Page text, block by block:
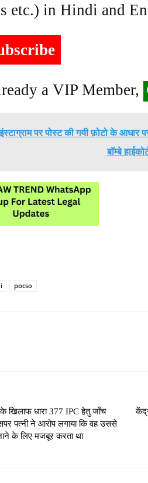
etc.) in Hindi and
a VIP Member,
इंस्टाग्राम पर पोस्ट की गयी फ़ोटो के
बॉम्बे
pocso
के खिलाफ धारा 377 IPC हेतु जाँच
पत्नी ने आरोप लगाया कि वह उससे
के लिए मजबूर करता था